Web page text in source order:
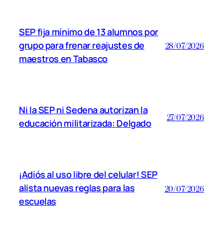
SEP fija mínimo de 13 alumnos por
grupo para frenar reajustes de
maestros en Tabasco
28/07/2026
Ni la SEP ni Sedena autorizan la
educación militarizada: Delgado
27/07/2026
¡Adiós al uso libre del celular! SEP
alista nuevas reglas para las
escuelas
20/07/2026